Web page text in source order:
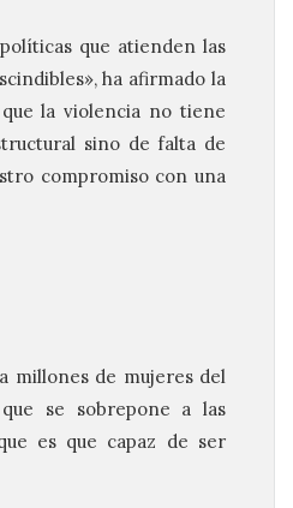
que atienden las
ha afirmado la
la violencia no tiene
sino de falta de
compromiso con una
millones de mujeres del
se sobrepone a las
es que capaz de ser